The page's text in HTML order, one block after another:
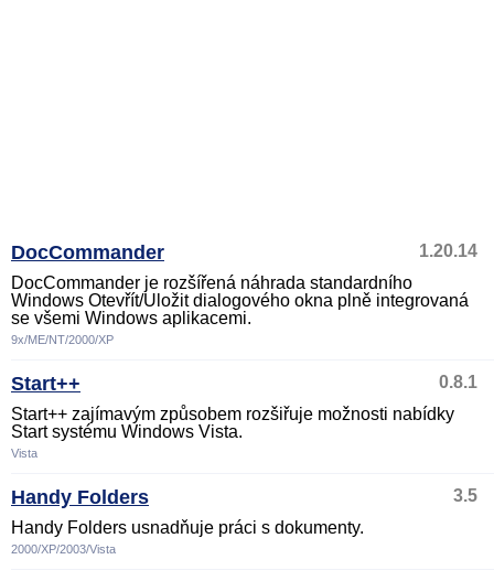
DocCommander
1.20.14
DocCommander je rozšířená náhrada standardního
Windows Otevřít/Uložit dialogového okna plně integrovaná
se všemi Windows aplikacemi.
9x/ME/NT/2000/XP
Start++
0.8.1
Start++ zajímavým způsobem rozšiřuje možnosti nabídky
Start systému Windows Vista.
Vista
Handy Folders
3.5
Handy Folders usnadňuje práci s dokumenty.
2000/XP/2003/Vista